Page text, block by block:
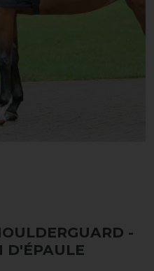
-
D'ÉPAULE